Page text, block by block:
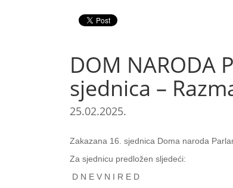
DOM NARODA
sjednica –
25.02.2025.
Zakazana 16. sjednica Doma naroda
Za sjednicu predložen sljedeći:
D N E V N I R E D